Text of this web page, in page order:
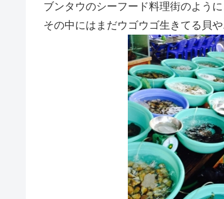
ブンタウのシーフード料理街のよう
その中にはまだウゴウゴ生きてる貝